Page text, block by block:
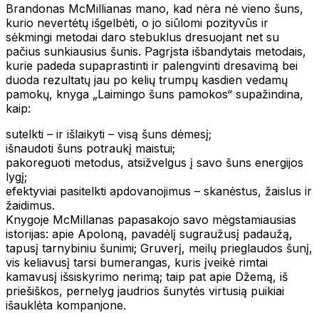
Brandonas McMillianas mano, kad nėra nė vieno šuns,
kurio nevertėtų išgelbėti, o jo siūlomi pozityvūs ir
sėkmingi metodai daro stebuklus dresuojant net su
pačius sunkiausius šunis. Pagrįsta išbandytais metodais,
kurie padeda supaprastinti ir palengvinti dresavimą bei
duoda rezultatų jau po kelių trumpų kasdien vedamų
pamokų, knyga „Laimingo šuns pamokos“ supažindina,
kaip:
sutelkti – ir išlaikyti – visą šuns dėmesį;
išnaudoti šuns potraukį maistui;
pakoreguoti metodus, atsižvelgus į savo šuns energijos
lygį;
efektyviai pasitelkti apdovanojimus – skanėstus, žaislus ir
žaidimus.
Knygoje McMillanas papasakojo savo mėgstamiausias
istorijas: apie Apoloną, pavadėlį sugraužusį padaužą,
tapusį tarnybiniu šunimi; Gruverį, meilų prieglaudos šunį,
vis keliavusį tarsi bumerangas, kuris įveikė rimtai
kamavusį išsiskyrimo nerimą; taip pat apie Džemą, iš
priešiškos, pernelyg jaudrios šunytės virtusią puikiai
išauklėta kompanjone.